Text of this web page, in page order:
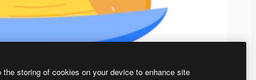
storing of cookies on your device to enhance site